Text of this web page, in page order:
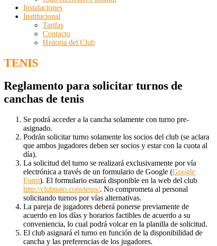
Instalaciones
Institucional
Tarifas
Contacto
Historia del Club
TENIS
Reglamento para solicitar turnos de
canchas de tenis
Se podrá acceder a la cancha solamente con turno pre-
asignado.
Podrán solicitar turno solamente los socios del club (se aclara
que ambos jugadores deben ser socios y estar con la cuota al
día).
La solicitud del turno se realizará exclusivamente por vía
electrónica a través de un formulario de Google (Google
Form). El formulario estará disponible en la web del club
http://clubpato.com/tenis/. No comprometa al personal
solicitando turnos por vías alternativas.
La pareja de jugadores deberá ponerse previamente de
acuerdo en los días y horarios factibles de acuerdo a su
conveniencia, lo cual podrá volcar en la planilla de solicitud.
El club asignará el turno en función de la disponibilidad de
cancha y las preferencias de los jugadores.